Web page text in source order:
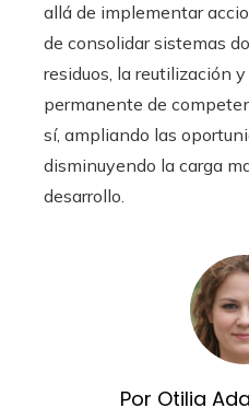
allá de implementar
de consolidar sistemas
residuos, la reutilización
permanente de
sí, ampliando las
disminuyendo la carga
desarrollo.
Por Otilia